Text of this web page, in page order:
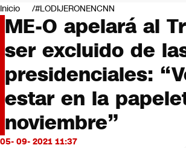
Negocios
Deportes
Programas completos
Cultura
Servicios
Bits
CNN tiempo
Futuro 360
Opinión
Inicio #LODIJERONENCNN
ME-O apelará al
ser excluido de
presidenciales:
estar en la
noviembre”
05- 09- 2021 11:37